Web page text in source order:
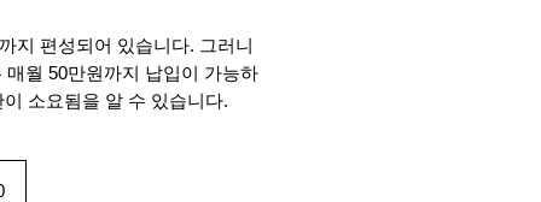
지 편성되어 있습니다. 그러니
월 50만원까지 납입이 가능하
소요됨을 알 수 있습니다.